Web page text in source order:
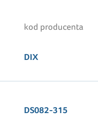
kod producenta
DIX
DS082-315